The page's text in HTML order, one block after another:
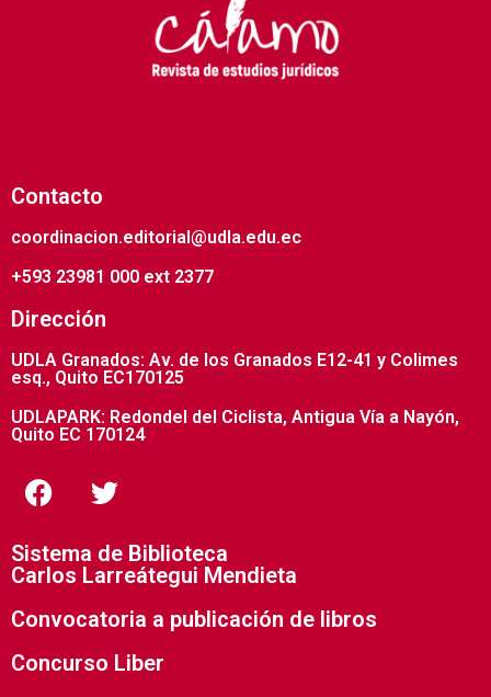
Contacto
coordinacion.editorial@udla.edu.ec
+593 23981 000 ext 2377
Dirección
UDLA Granados: Av. de los Granados E12-41 y Colimes
esq., Quito EC170125
UDLAPARK: Redondel del Ciclista, Antigua Vía a Nayón,
Quito EC 170124
Sistema de Biblioteca
Carlos Larreátegui Mendieta
Convocatoria a publicación de libros
Concurso Liber